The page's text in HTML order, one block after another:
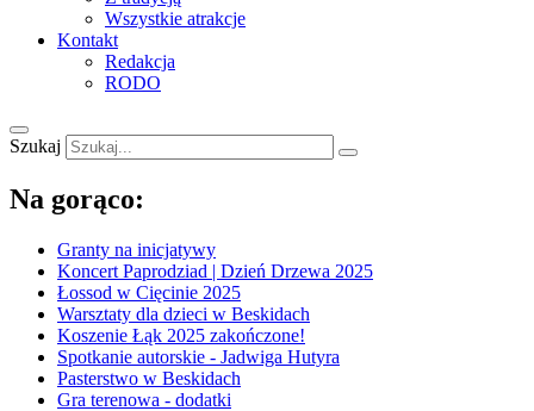
Wszystkie atrakcje
Kontakt
Redakcja
RODO
Szukaj
Na gorąco:
Granty na inicjatywy
Koncert Paprodziad | Dzień Drzewa 2025
Łossod w Cięcinie 2025
Warsztaty dla dzieci w Beskidach
Koszenie Łąk 2025 zakończone!
Spotkanie autorskie - Jadwiga Hutyra
Pasterstwo w Beskidach
Gra terenowa - dodatki